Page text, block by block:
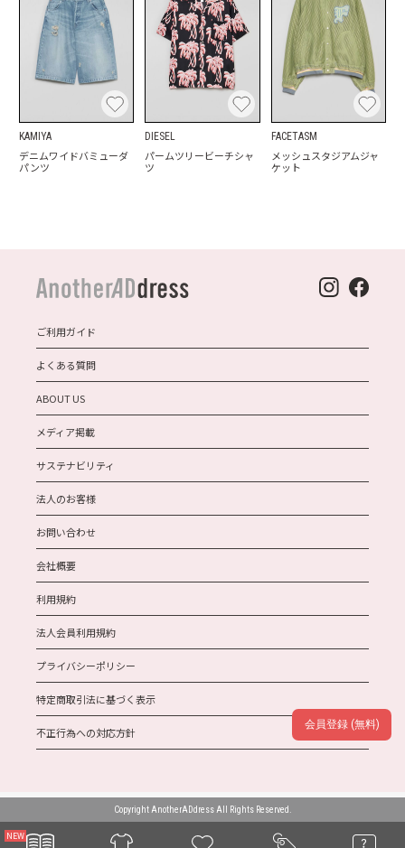
KAMIYA
デニムワイドバミューダ
パンツ
DIESEL
パームツリービーチシャ
ツ
FACETASM
メッシュスタジアムジャ
ケット
ご利用ガイド
よくある質問
ABOUT US
メディア掲載
サステナビリティ
法人のお客様
お問い合わせ
会社概要
利用規約
法人会員利用規約
プライバシーポリシー
特定商取引法に基づく表示
不正行為への対応方針
Copyright AnotherADdress All Rights Reserved.
会員登録 (無料)